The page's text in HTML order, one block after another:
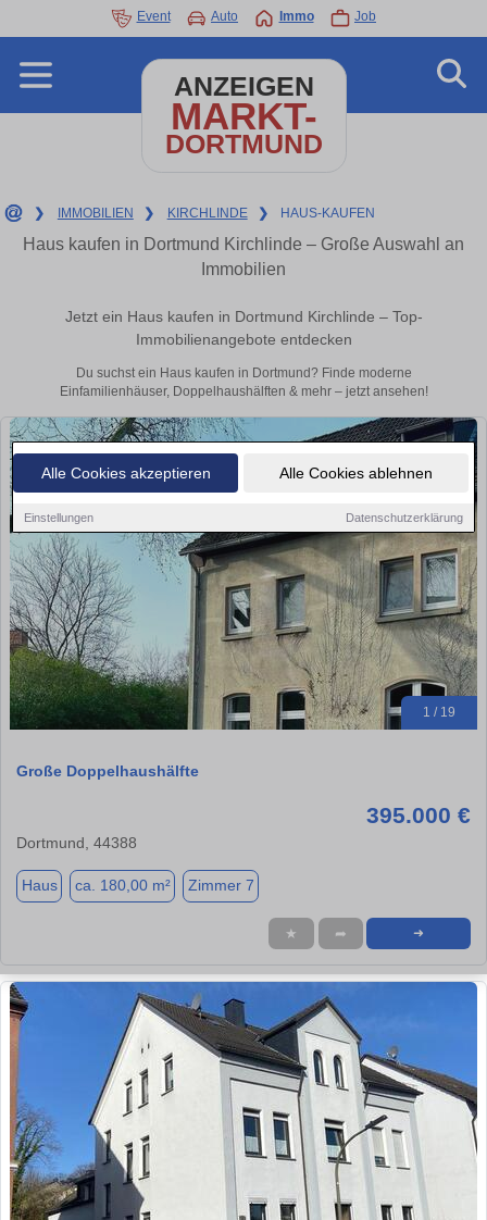
Alle Cookies akzeptieren Alle Cookies ablehnen
Einstellungen Datenschutzerklärung
Event Auto Immo Job
ANZEIGEN
MARKT-
DORTMUND
❯ IMMOBILIEN ❯ KIRCHLINDE ❯ HAUS-KAUFEN
Haus kaufen in Dortmund Kirchlinde – Große Auswahl an
Immobilien
Jetzt ein Haus kaufen in Dortmund Kirchlinde – Top-
Immobilienangebote entdecken
Du suchst ein Haus kaufen in Dortmund? Finde moderne
Einfamilienhäuser, Doppelhaushälften & mehr – jetzt ansehen!
1 / 19
Große Doppelhaushälfte
395.000 €
Dortmund, 44388
Haus ca. 180,00 m² Zimmer 7
★ ➦ ➜